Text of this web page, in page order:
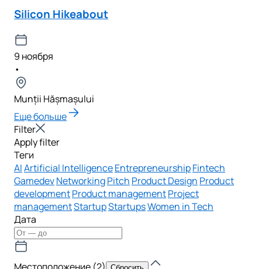
Silicon Hikeabout
9 ноября
•
Munții Hășmașului
Еще больше
Filter
Apply filter
Теги
AIArtificial IntelligenceEntrepreneurshipFintech
GamedevNetworkingPitch Product Design Product
developmentProduct managementProject
managementStartupStartupsWomen in Tech
Дата